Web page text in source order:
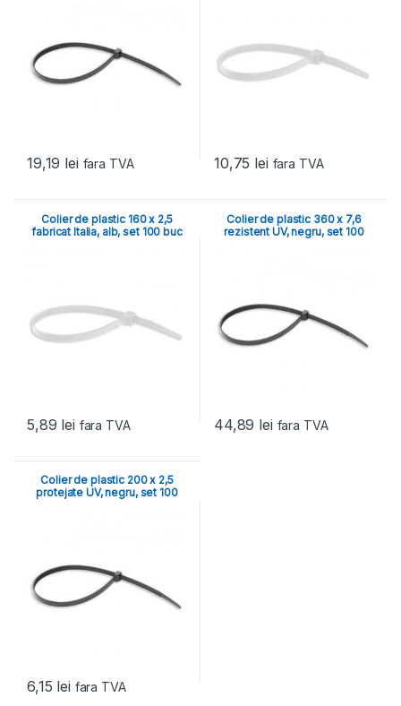
19,19 lei fara TVA 10,75 lei fara TVA
Colier de plastic 160 x 2,5
fabricat Italia, alb, set 100 buc
5,89 lei fara TVA
Colier de plastic 360 x 7,6
rezistent UV, negru, set 100
44,89 lei fara TVA
Colier de plastic 200 x 2,5
protejate UV, negru, set 100
6,15 lei fara TVA